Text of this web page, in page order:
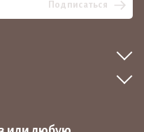
Подписаться